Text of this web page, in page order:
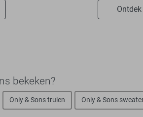
bekeken?
Only & Sons truien Only & Sons